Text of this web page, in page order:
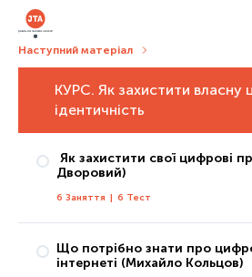
Наступний матеріал
КУРС. Як захистити власну
ідентичність
Як захистити свої цифрові
Дворовий)
6 Заняття | 6 Тест
Заняття 1: Що таке цифрові права та які з
Що потрібно знати про
інтернеті (Михайло Кольцов)